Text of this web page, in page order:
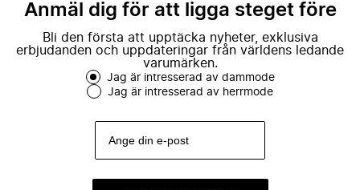
Anmäl dig för att ligga steget före
Bli den första att upptäcka nyheter, exklusiva
erbjudanden och uppdateringar från världens ledande
varumärken.
Jag är intresserad av dammode
Jag är intresserad av herrmode